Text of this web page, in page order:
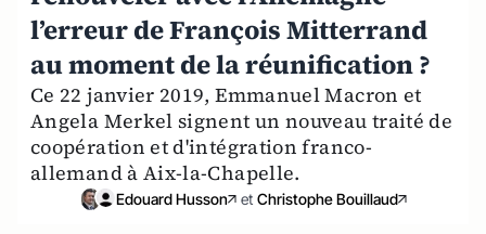
l’erreur de François Mitterrand
au moment de la réunification ?
Ce 22 janvier 2019, Emmanuel Macron et
Angela Merkel signent un nouveau traité de
coopération et d'intégration franco-
allemand à Aix-la-Chapelle.
Edouard Husson et Christophe Bouillaud